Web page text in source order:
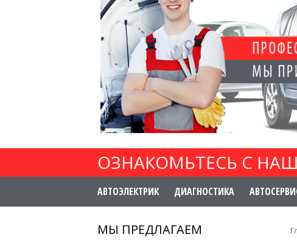
ОЗНАКОМЬТЕСЬ С
АВТОЭЛЕКТРИК ДИАГНОСТИКА
МЫ ПРЕДЛАГАЕМ